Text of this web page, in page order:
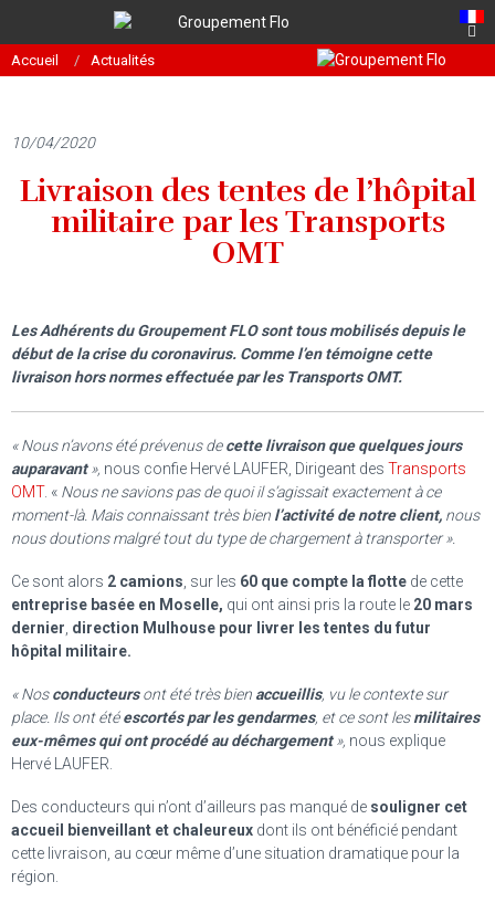
Accueil Actualités
10/04/2020
Livraison des tentes de l’hôpital
militaire par les Transports
OMT
Les Adhérents du Groupement FLO sont tous mobilisés depuis le
début de la crise du coronavirus. Comme l’en témoigne cette
livraison hors normes effectuée par les Transports OMT.
« Nous n’avons été prévenus decette livraison que quelques jours
auparavant», nous confie Hervé LAUFER, Dirigeant des Transports
OMT. « Nous ne savions pas de quoi il s’agissait exactement à ce
moment-là. Mais connaissant très bien l’activité de notre client, nous
nous doutions malgré tout du type de chargement à transporter ».
Ce sont alors 2 camions , sur les 60 que compte la flotte de cette
entreprise basée en Moselle, qui ont ainsi pris la route le 20 mars
dernier direction Mulhouse pour livrer les tentes du futur
hôpital militaire.
« Nosconducteursont été très bien accueillis, vu le contexte sur
place. Ils ont étéescortés par les gendarmes, et ce sont lesmilitaires
eux-mêmes qui ont procédé au déchargement», nous explique
Hervé LAUFER.
Des conducteurs qui n’ont d’ailleurs pas manqué de souligner cet
accueil bienveillant et chaleureux dont ils ont bénéficié pendant
cette livraison, au cœur même d’une situation dramatique pour la
région.